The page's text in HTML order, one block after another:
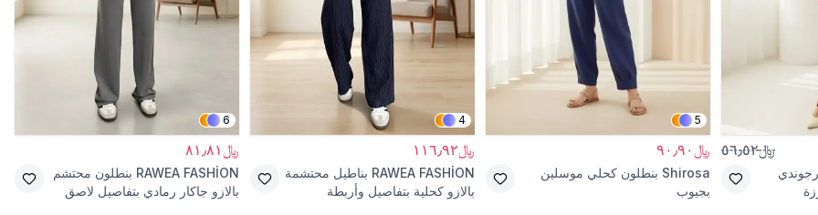
﷼٥٦٫٥٢
5
﷼٩٠٫٩٠
Shirosa بنطلون كحلي موسلين
بجيوب
4
﷼١١٦٫٩٢
RAWEA FASHİON بناطيل محتشمة
بالازو كحلية بتفاصيل وأربطة
6
﷼٨١٫٨١
RAWEA FASHİON بنطلون محتشم
بالازو جاكار رمادي بتفاصيل لاصق